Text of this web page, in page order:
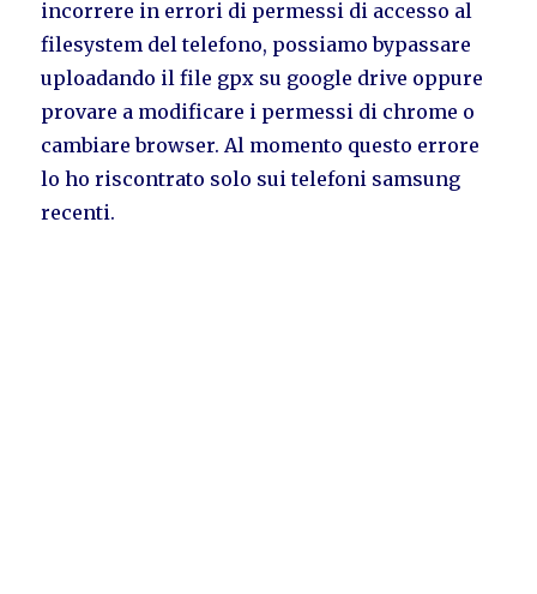
incorrere in errori di permessi di accesso al
filesystem del telefono, possiamo bypassare
uploadando il file gpx su google drive oppure
provare a modificare i permessi di chrome o
cambiare browser. Al momento questo errore
lo ho riscontrato solo sui telefoni samsung
recenti.